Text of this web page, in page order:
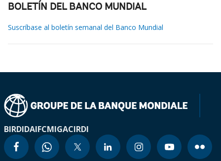
BOLETÍN DEL BANCO MUNDIAL
Suscríbase al boletín semanal del Banco Mundial
BIRDIDAIFCMIGACIRDI